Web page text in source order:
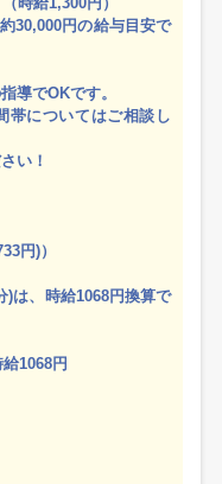
30,000円の給与目安で
導でOKです。
帯についてはご相談し
い！
円)）
)は、時給1068円換算で
1068円